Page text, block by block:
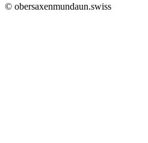
© obersaxenmundaun.swiss